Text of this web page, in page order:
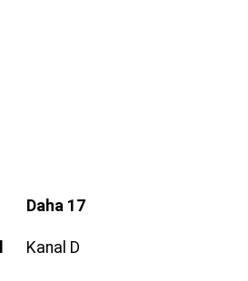
Daha 17
Kanal D